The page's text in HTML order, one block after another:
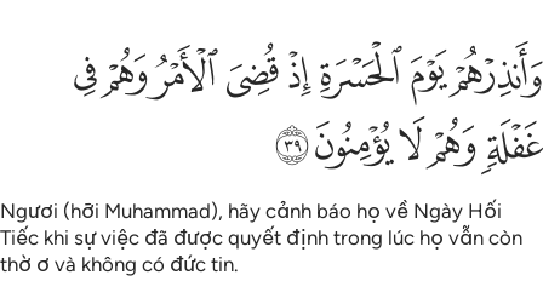
وانذرهم يوم الحسرة اذ قضي الامر وهم في غفلة وهم لا يومنون ٣٩
وَأَنذِرْهُمْ يَوْمَ ٱلْحَسْرَةِ إِذْ قُضِىَ ٱلْأَمْرُ وَهُمْ فِى غَفْلَةٍۢ وَهُمْ لَا يُؤْمِنُونَ ٣٩
ﱁﱂﱃﱄﱅﱆﱇﱈ
ﱉﱊﱋﱌﱍ
Ngươi (hỡi Muhammad), hãy cảnh báo họ về Ngày Hối
Tiếc khi sự việc đã được quyết định trong lúc họ vẫn còn
thờ ơ và không có đức tin.